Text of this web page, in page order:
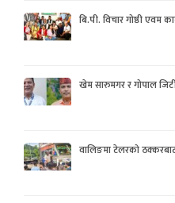
बि.पी. विचार गोष्ठी एवम
खेम सारुमगर र गोपाल
वालिङमा टेलरको